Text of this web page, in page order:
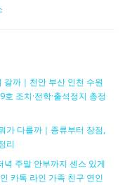
갈까｜천안 부산 인천 수원
조치·전학·출석정지 총정
가 다를까｜종류부터 장점,
리
주말 안부까지 센스 있게
카톡 라인 가족 친구 연인